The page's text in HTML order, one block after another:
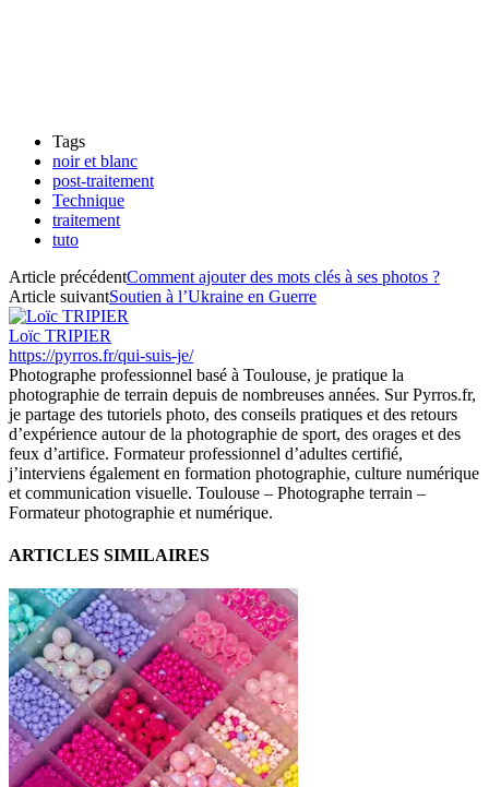
Tags
noir et blanc
post-traitement
Technique
traitement
tuto
Article précédentComment ajouter des mots clés à ses photos ?
Article suivantSoutien à l’Ukraine en Guerre
Loïc TRIPIER
https://pyrros.fr/qui-suis-je/
Photographe professionnel basé à Toulouse, je pratique la
photographie de terrain depuis de nombreuses années. Sur Pyrros.fr,
je partage des tutoriels photo, des conseils pratiques et des retours
d’expérience autour de la photographie de sport, des orages et des
feux d’artifice. Formateur professionnel d’adultes certifié,
j’interviens également en formation photographie, culture numérique
et communication visuelle. Toulouse – Photographe terrain –
Formateur photographie et numérique.
ARTICLES SIMILAIRES